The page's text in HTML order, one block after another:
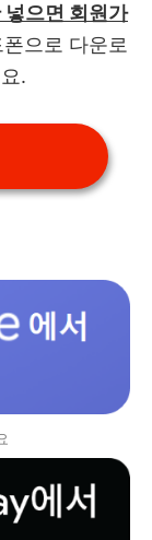
넣으면 회원가
으로 다운로
.